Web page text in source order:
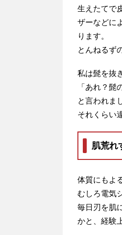
生えたてで
ザーなどに
ります。
とんねるず
私は髭を抜
「あれ？髭
と言われま
それくらい
肌荒れ
体質にもよ
むしろ電気
毎日刃を肌
かと、経験